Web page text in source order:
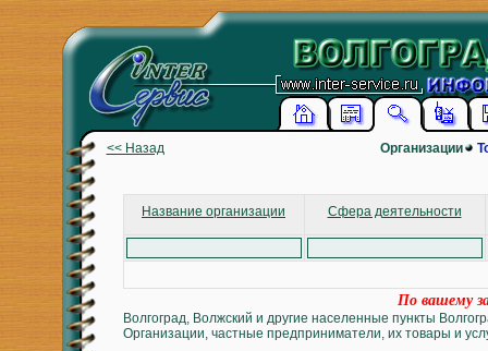
<< Назад Организации
Название организации Сфера деятельности
По вашему
Волгоград, Волжский и другие населенные пункты
Организации, частные предприниматели, их товары и